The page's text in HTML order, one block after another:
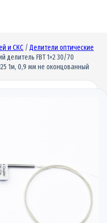
и СКС / Делители оптические
делитель FBT 1×2 30/70
1м, 0,9 мм не оконцованный